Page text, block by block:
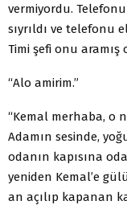
vermiyordu.
sıyrıldı ve telefonu
Timi şefi onu aramış
“Alo amirim.”
“Kemal merhaba, o
Adamın sesinde,
odanın kapısına
yeniden Kemal’e
an açılıp kapanan